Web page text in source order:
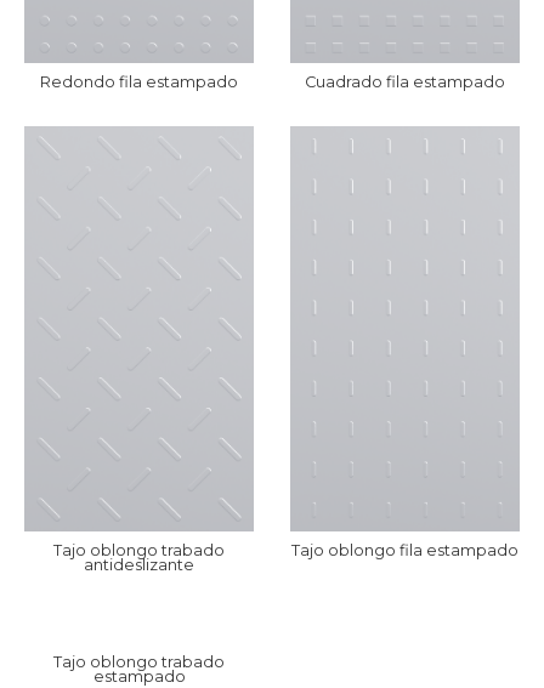
Redondo fila estampado Cuadrado fila estampado
Tajo oblongo trabado
antideslizante
Tajo oblongo fila estampado
Tajo oblongo trabado
estampado